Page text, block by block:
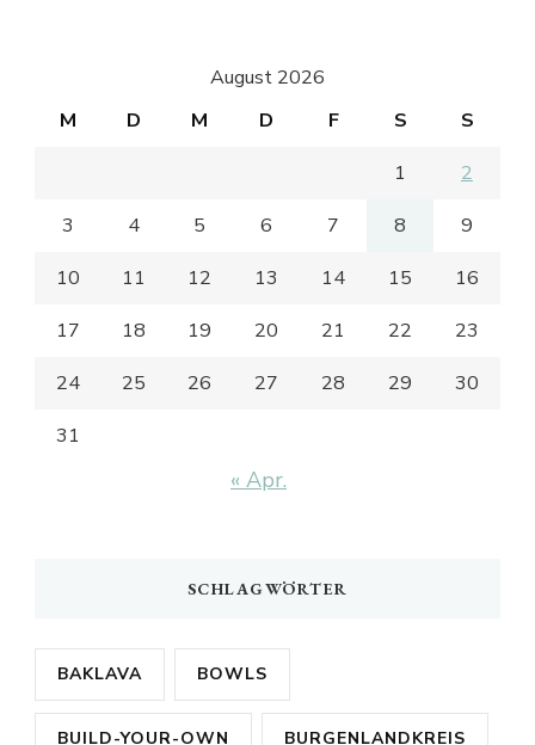
August 2026
M
D M D F S
S
1
2
3
4 5 6 7 8
9
10
11 12 13 14 15
16
17
18 19 20 21 22
23
24
25 26 27 28 29
30
31
« Apr.
SCHLAGWÖRTER
BAKLAVA BOWLS
BUILD-YOUR-OWN BURGENLANDKREIS